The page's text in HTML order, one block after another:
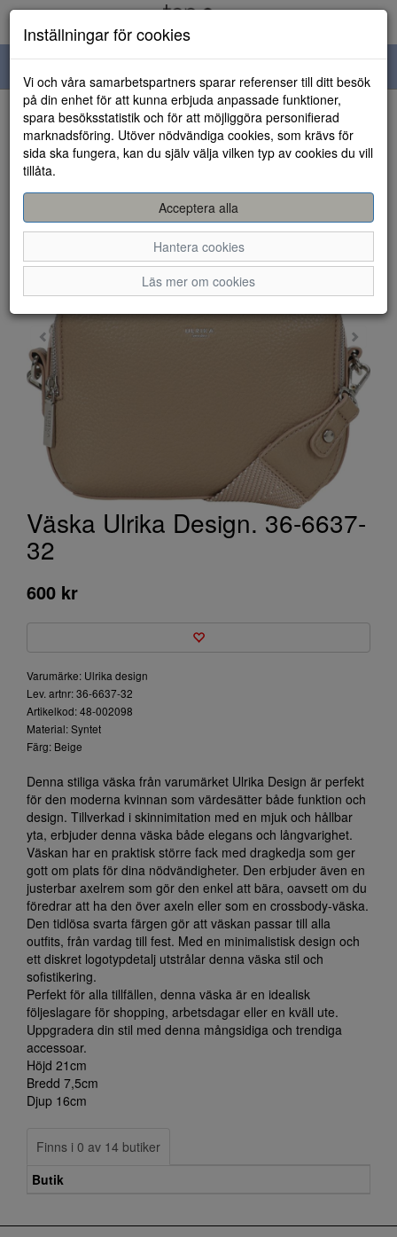
navigation
HEM
Väska Ulrika Design. 36-6637-
32
600 kr
Varumärke: Ulrika design
Lev. artnr: 36-6637-32
Artikelkod: 48-002098
Material: Syntet
Färg: Beige
Denna stiliga väska från varumärket Ulrika Design är perfekt
för den moderna kvinnan som värdesätter både funktion och
design. Tillverkad i skinnimitation med en mjuk och hållbar
yta, erbjuder denna väska både elegans och långvarighet.
Väskan har en praktisk större fack med dragkedja som ger
gott om plats för dina nödvändigheter. Den erbjuder även en
justerbar axelrem som gör den enkel att bära, oavsett om du
föredrar att ha den över axeln eller som en crossbody-väska.
Den tidlösa svarta färgen gör att väskan passar till alla
outfits, från vardag till fest. Med en minimalistisk design och
ett diskret logotypdetalj utstrålar denna väska stil och
sofistikering.
Perfekt för alla tillfällen, denna väska är en idealisk
följeslagare för shopping, arbetsdagar eller en kväll ute.
Uppgradera din stil med denna mångsidiga och trendiga
accessoar.
Höjd 21cm
Bredd 7,5cm
Djup 16cm
Finns i 0 av 14 butiker
Butik
Inställningar för cookies
Vi och våra samarbetspartners sparar referenser till ditt besök
på din enhet för att kunna erbjuda anpassade funktioner,
spara besöksstatistik och för att möjliggöra personifierad
marknadsföring. Utöver nödvändiga cookies, som krävs för
sida ska fungera, kan du själv välja vilken typ av cookies du vill
tillåta.
Acceptera alla
Hantera cookies
Läs mer om cookies